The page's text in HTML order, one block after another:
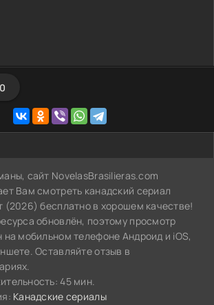
0
сайт NovelasBrasilieras.com
Вам смотреть канадский сериал
(2026) бесплатно в хорошем качестве!
обновлён, поэтому просмотр
на мобильном телефоне Андроид и iOS,
Оставляйте отзыв в
45 мин.
Канадские сериалы